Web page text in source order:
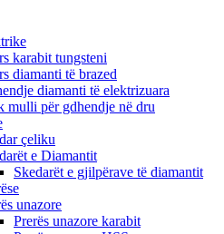
karabit tungsteni
diamanti të brazed
diamanti të elektrizuara
mulli për gdhendje në dru
çeliku
e Diamantit
Skedarët e gjilpërave të diamantit
unazore
Prerës unazore karabit